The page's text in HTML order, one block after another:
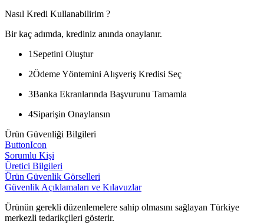
Nasıl Kredi Kullanabilirim ?
Bir kaç adımda, krediniz anında onaylanır.
1 Sepetini Oluştur
2Ödeme Yöntemini Alışveriş Kredisi Seç
3Banka Ekranlarında Başvurunu Tamamla
4Siparişin Onaylansın
Ürün Güvenliği Bilgileri
ButtonIcon
Sorumlu Kişi
Üretici Bilgileri
Ürün Güvenlik Görselleri
Güvenlik Açıklamaları ve Kılavuzlar
Ürünün gerekli düzenlemelere sahip olmasını sağlayan Türkiye
merkezli tedarikçileri gösterir.